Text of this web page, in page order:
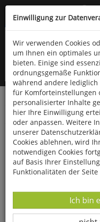
Kompletten Head der
oder
Startseite Bücher
Kindergarten, Schule-
Ich will
Einwilligung zur
Wir verwenden Cookies
um Ihnen ein optimales
bieten. Einige sind
ordnungsgemäße
während andere lediglich
für Komforteinstellungen
personalisierter Inhalte
hier Ihre Einwilligung
oder anpassen. Weitere
unserer
Cookies ablehnen, wird
notwendigen Cookies
auf Basis Ihrer
Funktionalitäten der
Ich bin